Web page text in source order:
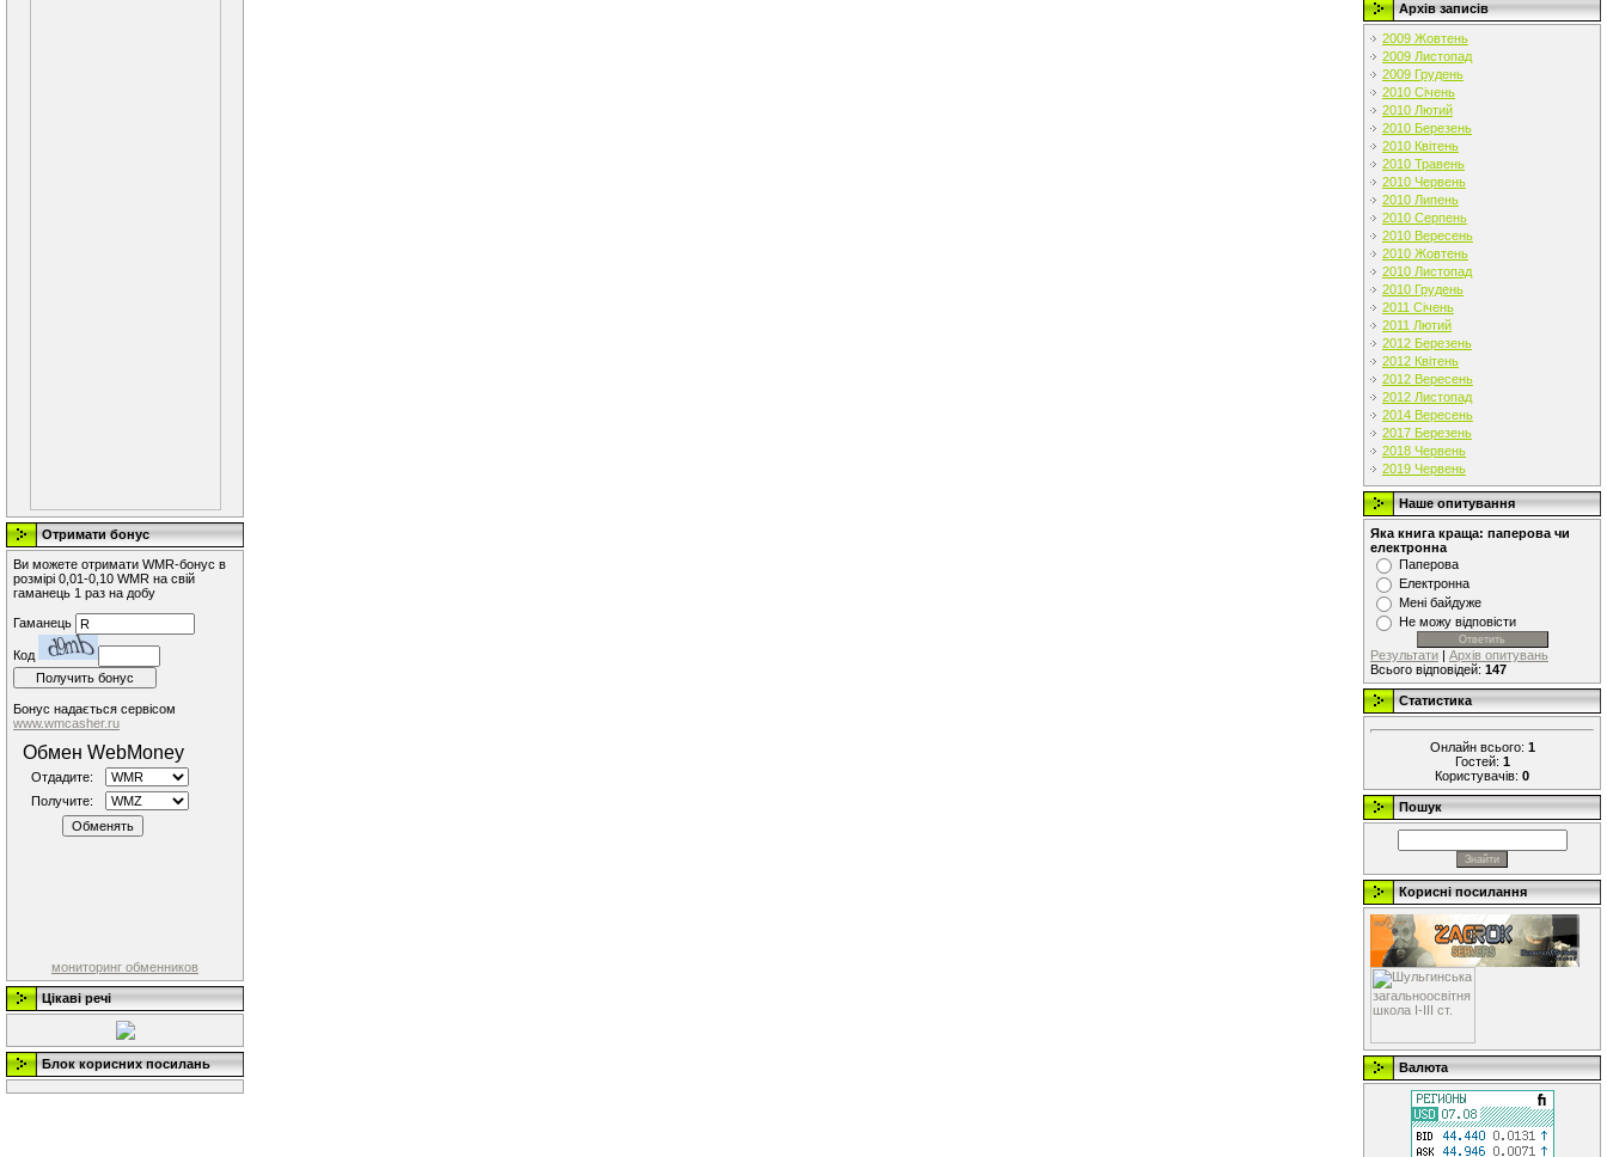
Отримати бонус
Ви можете отримати WMR-бонус в
розмірі 0,01-0,10 WMR на свій
гаманець 1 раз на добу
Гаманець
Код
Бонус надається сервісом
www.wmcasher.ru
Обмен WebMoney
Отдадите:
Получите:
мониторинг обменников
Цікаві речі
Блок корисних посилань
Архів записів
2009 Жовтень
2009 Листопад
2009 Грудень
2010 Січень
2010 Лютий
2010 Березень
2010 Квітень
2010 Травень
2010 Червень
2010 Липень
2010 Серпень
2010 Вересень
2010 Жовтень
2010 Листопад
2010 Грудень
2011 Січень
2011 Лютий
2012 Березень
2012 Квітень
2012 Вересень
2012 Листопад
2014 Вересень
2017 Березень
2018 Червень
2019 Червень
Наше опитування
Яка книга краща: паперова чи
електронна
Паперова
Електронна
Мені байдуже
Не можу відповісти
Результати | Архів опитувань
Всього відповідей: 147
Статистика
Онлайн всього: 1
Гостей: 1
Користувачів: 0
Пошук
Корисні посилання
Валюта